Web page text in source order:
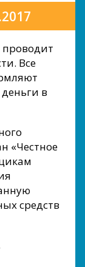
проводит
Все
в
«Честное
средств